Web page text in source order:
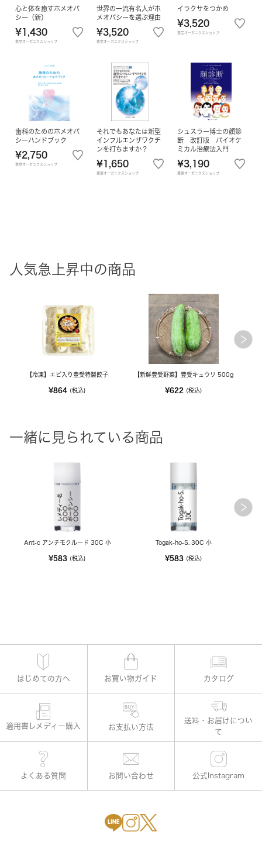
心と体を癒すホメオパ
シー（新）
¥1,430
豊受オーガニクスショップ
世界の一流有名人がホ
メオパシーを選ぶ理由
¥3,520
豊受オーガニクスショップ
イラクサをつかめ
¥3,520
豊受オーガニクスショップ
歯科のためのホメオパ
シーハンドブック
¥2,750
豊受オーガニクスショップ
それでもあなたは新型
インフルエンザワクチ
ンを打ちますか？
¥1,650
豊受オーガニクスショップ
シュスラー博士の顔診
断 改訂版 バイオケ
ミカル治療法入門
¥3,190
豊受オーガニクスショップ
人気急上昇中の商品
【冷凍】エビ入り豊受特製餃子
¥864 (税込)
【新鮮豊受野菜】豊受キュウリ 500g
¥622 (税込)
一緒に見られている商品
Ant-c アンチモクルード 30C 小
¥583 (税込)
Togak-ho-S. 30C 小
¥583 (税込)
はじめての方へ お買い物ガイド カタログ
適用書レメディー購入 お支払い方法
よくある質問 お問い合わせ 公式Instagram